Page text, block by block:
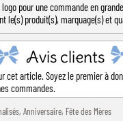
pour une commande en
le(s) produit(s), marquage(s) et
Avis clients
cet article. Soyez le premier à
commandes.
, Anniversaire, Fête des Mères